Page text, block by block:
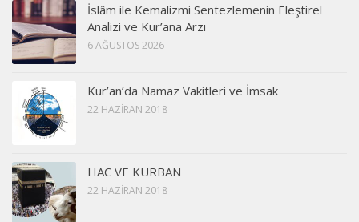
İslâm ile Kemalizmi Sentezlemenin Eleştirel
Analizi ve Kur’ana Arzı
6 AĞUSTOS 2026
Kur’an’da Namaz Vakitleri ve İmsak
22 HAZIRAN 2018
HAC VE KURBAN
22 HAZIRAN 2018